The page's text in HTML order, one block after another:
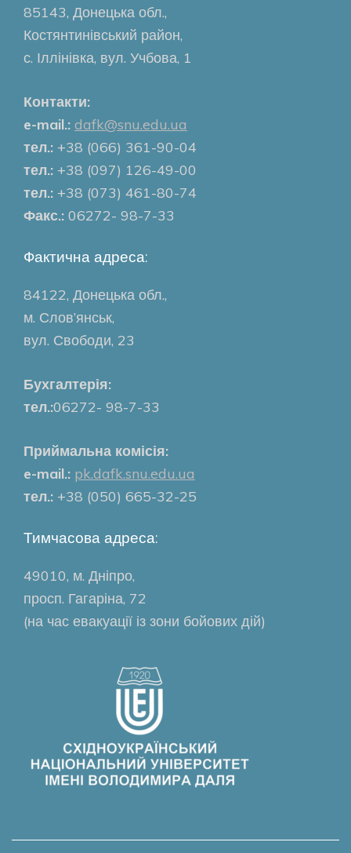
85143, Донецька обл.,
Костянтинівський район,
с. Іллінівка, вул. Учбова, 1
Контакти:
e-mail.: dafk@snu.edu.ua
тел.: +38 (066) 361-90-04
тел.: +38 (097) 126-49-00
тел.: +38 (073) 461-80-74
Факс.: 06272- 98-7-33
Фактична адреса:
84122, Донецька обл.,
м. Слов’янськ,
вул. Свободи, 23
Бухгалтерія:
тел.:06272- 98-7-33
Приймальна комісія:
e-mail.: pk.dafk.snu.edu.ua
тел.: +38 (050) 665-32-25
Тимчасова адреса:
49010, м. Дніпро,
просп. Гагаріна, 72
(на час евакуації із зони бойових дій)